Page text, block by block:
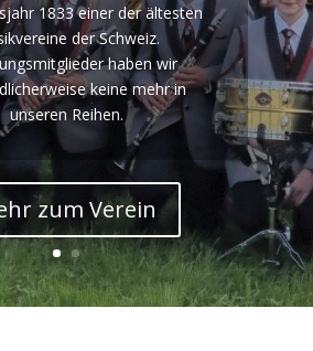
1833 einer der ältesten
der Schweiz.
haben wir
keine mehr in
unseren Reihen.
zum Verein